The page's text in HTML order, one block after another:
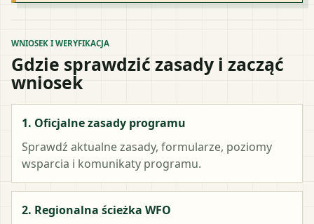
WNIOSEK I WERYFIKACJA
Gdzie sprawdzić zasady i zacząć
wniosek
1. Oficjalne zasady programu
Sprawdź aktualne zasady, formularze, poziomy
wsparcia i komunikaty programu.
2. Regionalna ścieżka WFO